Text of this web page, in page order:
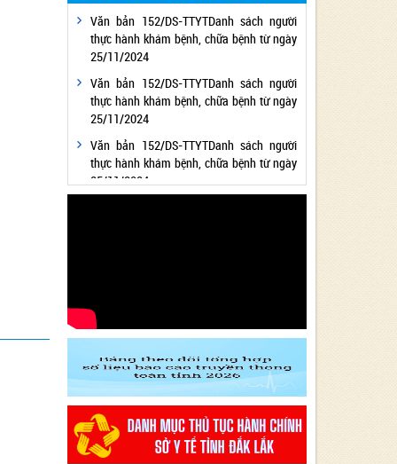
Văn bản 152/DS-TTYTDanh sách người
thực hành khám bệnh, chữa bệnh từ ngày
25/11/2024
Văn bản 152/DS-TTYTDanh sách người
thực hành khám bệnh, chữa bệnh từ ngày
25/11/2024
Văn bản 152/DS-TTYTDanh sách người
thực hành khám bệnh, chữa bệnh từ ngày
25/11/2024
2024 - Lĩnh vực Y tế
Văn bản 24/KH-SYT về việc thực hiện
Chương trình hành động thực hiện Nghị
quyết số 01/NQ-CP ngày 05/01/2024 của
Chính phủ về nhiệm vụ, giải pháp chủ yếu
thực hiện Kế hoạch phát triển kinh tế - xã
hội và Dự toán ngân sách nhà nước năm
2024 - Lĩnh vực Y tế